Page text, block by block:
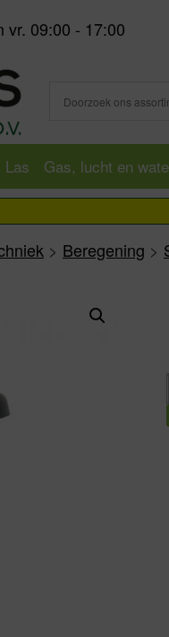
vr. 09:00 - 17:00
Las Gas, lucht en
> Beregening >